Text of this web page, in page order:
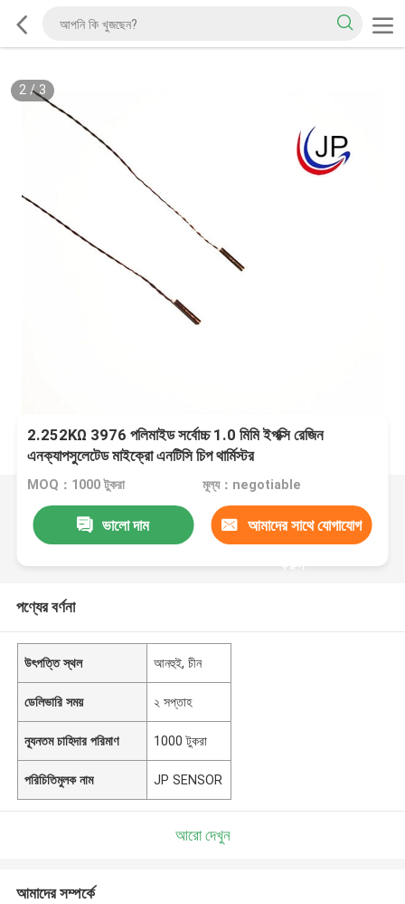
2/3
2.252KΩ 3976 পলিমাইড সর্বোচ্চ 1.0 মিমি ইপক্সি রেজিন
এনক্যাপসুলেটেড মাইক্রো এনটিসি চিপ থার্মিস্টর
MOQ：1000 টুকরা মূল্য：negotiable
ভালো দাম আমাদের সাথে যোগাযোগ
করুন
পণ্যের বর্ণনা
উৎপত্তি স্থল আনহুই, চীন
ডেলিভারি সময় ২ সপ্তাহ
ন্যূনতম চাহিদার পরিমাণ 1000 টুকরা
পরিচিতিমুলক নাম JP SENSOR
আরো দেখুন
আমাদের সম্পর্কে